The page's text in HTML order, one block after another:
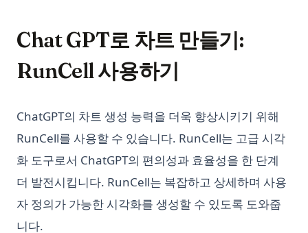
Chat GPT로 차트 만들기:
RunCell 사용하기
ChatGPT의 차트 생성 능력을 더욱 향상시키기 위해
RunCell를 사용할 수 있습니다. RunCell는 고급 시각
화 도구로서 ChatGPT의 편의성과 효율성을 한 단계
더 발전시킵니다. RunCell는 복잡하고 상세하며 사용
자 정의가 가능한 시각화를 생성할 수 있도록 도와줍
니다.